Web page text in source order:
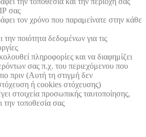
σας
τον χρόνο που παραμείνατε στην κάθε
ποιότητα δεδομένων για τις
πληροφορίες και να διαφημίζει
σας π.χ. του περιεχόμενου που
πριν (Αυτή τη στιγμή δεν
ή cookies στόχευσης)
στοιχεία προσωπικής ταυτοποίησης,
την τοποθεσία σας